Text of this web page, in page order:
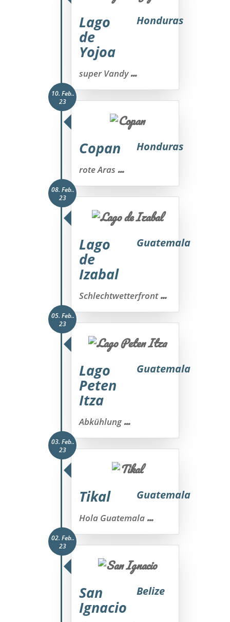
Lago
de
Yojoa
Honduras
super Vandy...
10. Feb..
23
Copan Honduras
rote Aras...
08. Feb..
23
Lago
de
Izabal
Guatemala
Schlechtwetterfront...
05. Feb..
23
Lago
Peten
Itza
Guatemala
Abkühlung...
03. Feb..
23
Tikal Guatemala
Hola Guatemala...
02. Feb..
23
San
Ignacio
Belize